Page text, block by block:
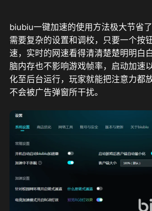
biubiu一键加速的使用方法极大节省
需要复杂的设置和调校，只要一个按
速，实时的网速看得清清楚楚明明白
脑内存也不影响游戏帧率，启动加速
化至后台运行，玩家就能把注意力都
不会被广告弹窗所干扰。